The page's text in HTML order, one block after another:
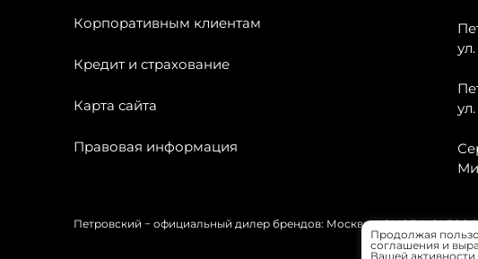
Корпоративным клиентам
Кредит и страхование
Карта сайта
Правовая информация
Петровский − официальный дилер брендов: Москвич, OMODA,
Продолжая
соглашения и
Вашей активности